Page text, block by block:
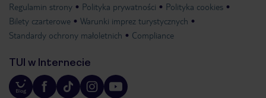
Regulamin strony Polityka prywatności
Polityka cookies
Bilety czarterowe
Warunki imprez turystycznych
Standardy ochrony małoletnich
Compliance
TUI w Internecie